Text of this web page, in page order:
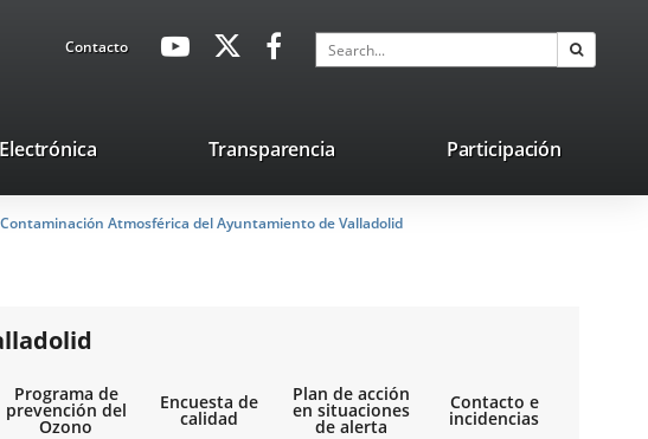
ContactoavaHeaderSocial
Link
Link
application.
application.
Search
Link
external
application.
Transparencia Participación
Atmosférica del Ayuntamiento de Valladolid
Programa de
prevención del
Ozono
Encuesta de
calidad
Plan de acción
en situaciones
de alerta
Contacto e
incidencias